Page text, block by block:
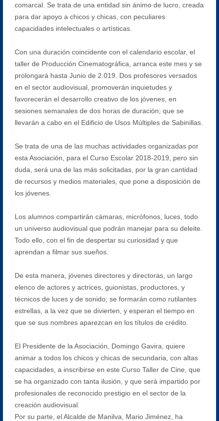
comarcal. Se trata de una entidad sin ánimo de lucro, creada
para dar apoyo a chicos y chicas, con peculiares
capacidades intelectuales o artísticas.
Con una duración coincidente con el calendario escolar, el
taller de Producción Cinematográfica, arranca este mes y se
prolongará hasta Junio de 2.019. Dos profesores versados
en el sector audiovisual, promoverán inquietudes y
favorecerán el desarrollo creativo de los jóvenes, en
sesiones semanales de dos horas de duración; que se
llevarán a cabo en el Edificio de Usos Múltiples de Sabinillas.
Se trata de una de las muchas actividades organizadas por
esta Asociación, para el Curso Escolar 2018-2019, pero sin
duda, será una de las más solicitadas, por la gran cantidad
de recursos y medios materiales, que pone a disposición de
los jóvenes.
Los alumnos compartirán cámaras, micrófonos, luces, todo
un universo audiovisual que podrán manejar para su deleite.
Todo ello, con el fin de despertar su curiosidad y que
aprendan a filmar sus sueños.
De esta manera, jóvenes directores y directoras, un largo
elenco de actores y actrices, guionistas, productores, y
técnicos de luces y de sonido; se formarán como rutilantes
estrellas, a la vez que se divierten, y esperan el tiempo en
que se sus nombres aparezcan en los títulos de crédito.
El Presidente de la Asociación, Domingo Gavira, quiere
animar a todos los chicos y chicas de secundaria, con altas
capacidades, a inscribirse en este Curso Taller de Cine, que
se ha organizado con tanta ilusión, y que será impartido por
profesionales de reconocido prestigio en el sector de la
creación audiovisual.
Por su parte, el Alcalde de Manilva, Mario Jiménez, ha